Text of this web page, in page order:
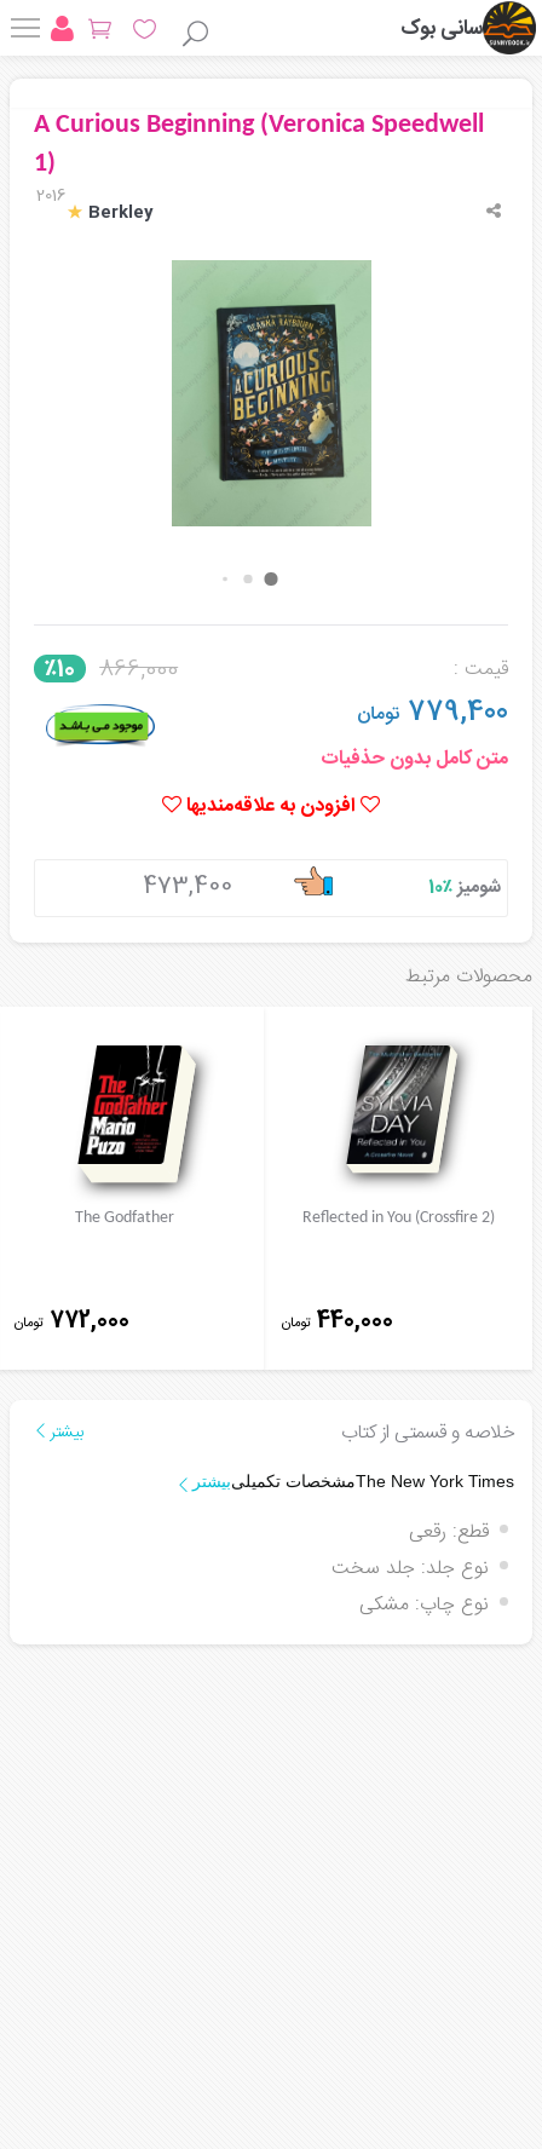
سانی بوک
A Curious Beginning (Veronica Speedwell
1)
2016
Berkley
قیمت : 866,000 ٪10
779,400 تومان
متن کامل بدون حذفیات
افزودن به علاقه‌مندیها
شومیز٪10 473,400
محصولات مرتبط
Reflected in You (Crossfire 2)
440,000 تومان
The Godfather
772,000 تومان
خلاصه و قسمتی از کتاب بیشتر
The New York Times مشخصات تکمیلیبیشتر
قطع: رقعی
نوع جلد: جلد سخت
نوع چاپ: مشکی